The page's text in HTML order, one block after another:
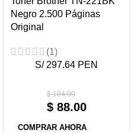
Negro 2.500 Páginas
Original
(1)
$104.00
$88.00
S/ 297.64 PEN
COMPRAR AHORA